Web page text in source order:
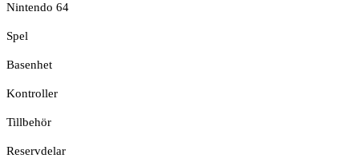
Nintendo 64
Spel
Basenhet
Kontroller
Tillbehör
Reservdelar